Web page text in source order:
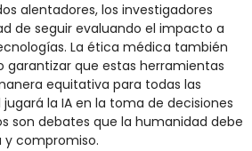
alentadores, los investigadores
de seguir evaluando el impacto a
La ética médica también
garantizar que estas herramientas
equitativa para todas las
la IA en la toma de decisiones
son debates que la humanidad debe
compromiso.